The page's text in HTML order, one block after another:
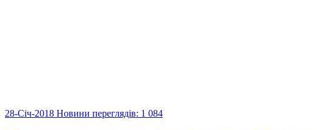
28-Січ-2018 Новини переглядів: 1 084